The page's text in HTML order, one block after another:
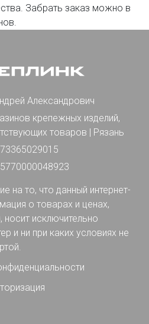
Забрать заказ можно в
Александрович
крепежных изделий,
товаров | Рязань
на то, что данный интернет-
о товарах и ценах,
носит исключительно
и ни при каких условиях не